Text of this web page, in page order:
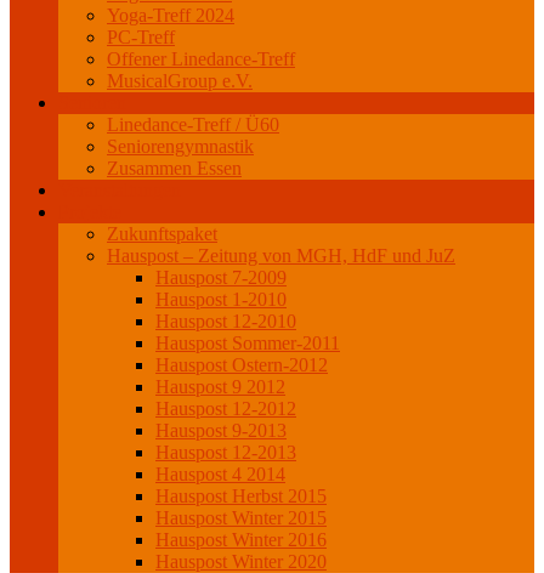
Yoga-Treff 2024
PC-Treff
Offener Linedance-Treff
MusicalGroup e.V.
Linedance-Treff / Ü60
Seniorengymnastik
Zusammen Essen
Zukunftspaket
Hauspost – Zeitung von MGH, HdF und JuZ
Hauspost 7-2009
Hauspost 1-2010
Hauspost 12-2010
Hauspost Sommer-2011
Hauspost Ostern-2012
Hauspost 9 2012
Hauspost 12-2012
Hauspost 9-2013
Hauspost 12-2013
Hauspost 4 2014
Hauspost Herbst 2015
Hauspost Winter 2015
Hauspost Winter 2016
Hauspost Winter 2020